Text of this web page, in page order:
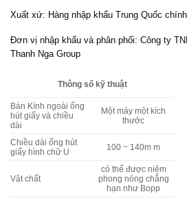
Xuất xứ: Hàng nhập khẩu Trung Quốc
Đơn vị nhập khẩu và phân phối: Công ty
Thanh Nga Group
Thông số kỹ thuật
Bán Kính ngoài ống
hút giấy và chiều
dài
Một máy một kích
thước
Chiều dài ống hút
giấy hình chữ U
100 ~ 140m m
Vật chất
có thể được niêm
phong nóng chẳng
hạn như Bopp